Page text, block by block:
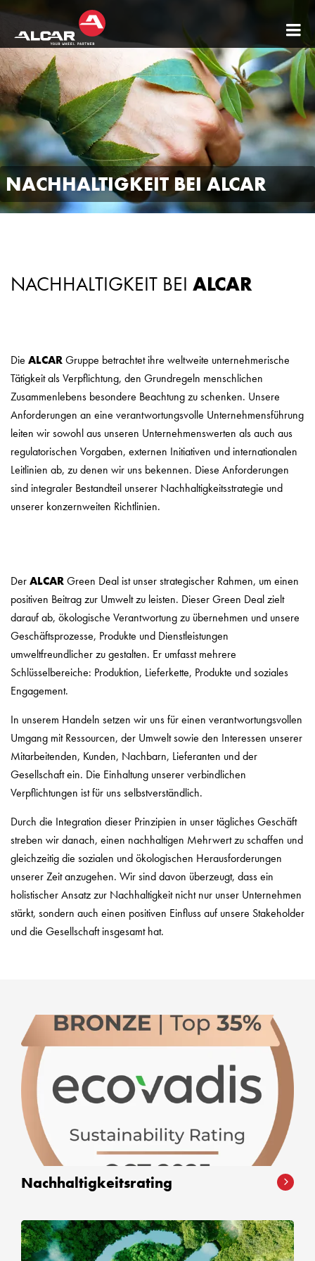
-
NACHHALTIGKEIT BEI ALCAR
NACHHALTIGKEIT BEI ALCAR
Die ALCARGruppe betrachtet ihre weltweite unternehmerische
Tätigkeit als Verpflichtung, den Grundregeln menschlichen
Zusammenlebens besondere Beachtung zu schenken. Unsere
Anforderungen an eine verantwortungsvolle Unternehmensführung
leiten wir sowohl aus unseren Unternehmenswerten als auch aus
regulatorischen Vorgaben, externen Initiativen und internationalen
Leitlinien ab, zu denen wir uns bekennen. Diese Anforderungen
sind integraler Bestandteil unserer Nachhaltigkeitsstrategie und
unserer konzernweiten Richtlinien.
DerALCARGreen Deal ist unser strategischer Rahmen, um einen
positiven Beitrag zur Umwelt zu leisten. Dieser Green Deal zielt
darauf ab, ökologische Verantwortung zu übernehmen und unsere
Geschäftsprozesse, Produkte und Dienstleistungen
umweltfreundlicher zu gestalten. Er umfasst mehrere
Schlüsselbereiche: Produktion, Lieferkette, Produkte und soziales
Engagement.
In unserem Handeln setzen wir uns für einen verantwortungsvollen
Umgang mit Ressourcen, der Umwelt sowie den Interessen unserer
Mitarbeitenden, Kunden, Nachbarn, Lieferanten und der
Gesellschaft ein. Die Einhaltung unserer verbindlichen
Verpflichtungen ist für uns selbstverständlich.
Durch die Integration dieser Prinzipien in unser tägliches Geschäft
streben wir danach, einen nachhaltigen Mehrwert zu schaffen und
gleichzeitig die sozialen und ökologischen Herausforderungen
unserer Zeit anzugehen. Wir sind davon überzeugt, dass ein
holistischer Ansatz zur Nachhaltigkeit nicht nur unser Unternehmen
stärkt, sondern auch einen positiven Einfluss auf unsere Stakeholder
und die Gesellschaft insgesamt hat.
Nachhaltigkeitsrating